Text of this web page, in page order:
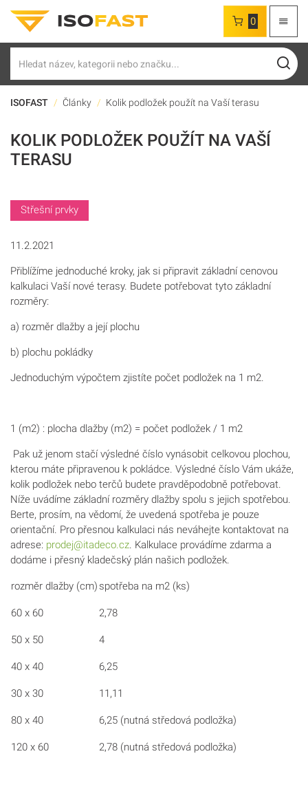
0
ISOFAST Články Kolik podložek použít na Vaší terasu
KOLIK PODLOŽEK POUŽÍT NA VAŠÍ
TERASU
Střešní prvky
11.2.2021
Přiblížíme jednoduché kroky, jak si připravit základní cenovou
kalkulaci Vaší nové terasy. Budete potřebovat tyto základní
rozměry:
a) rozměr dlažby a její plochu
b) plochu pokládky
Jednoduchým výpočtem zjistíte počet podložek na 1 m2
1 (m2) : plocha dlažby (m2) = počet podložek / 1 m2
Pak už jenom stačí výsledné číslo vynásobit celkovou plochou,
kterou máte připravenou k pokládce. Výsledné číslo Vám ukáže,
kolik podložek nebo terčů budete pravděpodobně potřebovat.
Níže uvádíme základní rozměry dlažby spolu s jejich spotřebou.
Berte, prosím, na vědomí, že uvedená spotřeba je pouze
orientační. Pro přesnou kalkulaci nás neváhejte kontaktovat na
adrese: prodej@itadeco.cz . Kalkulace provádíme zdarma a
dodáme i přesný kladečský plán našich podložek.
rozměr dlažby (cm) spotřeba na m2 (ks)
60 x 60 2,78
50 x 50 4
40 x 40 6,25
30 x 30 11,11
80 x 40 6,25 (nutná středová podložka)
120 x 60 2,78 (nutná středová podložka)